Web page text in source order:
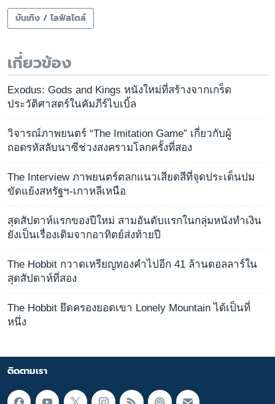
บันเทิง / ไลฟ์สไตล์
เกี่ยวข้อง
Exodus: Gods and Kings หนังใหม่ที่สร้างจากเกร็ด
ประวัติศาสตร์ในคัมภีร์ไบเบิ้ล
วิจารณ์ภาพยนตร์ “The Imitation Game” เกี่ยวกับผู้
ถอดรหัสลับนาซีช่วงสงครามโลกครั้งที่สอง
The Interview ภาพยนตร์ตลกแนวเสียดสีที่จุดประเด็นปม
ขัดแย้งสหรัฐฯ-เกาหลีเหนือ
สุดสัปดาห์แรกของปีใหม่ สามอันดับแรกในกลุ่มหนังทำเงิน
ยังเป็นเรื่องเดิมจากอาทิตย์ส่งท้ายปี
The Hobbit กวาดเหรียญทองคำไปอีก 41 ล้านดอลลาร์ใน
สุดสัปดาห์ที่สอง
The Hobbit ยึดครองยอดเขา Lonely Mountain ได้เป็นที่
หนึ่ง
ติดตามเรา